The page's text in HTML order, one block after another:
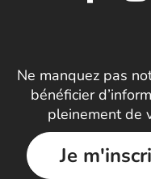
Ne manquez pas
bénéficier
pleinement de
Je